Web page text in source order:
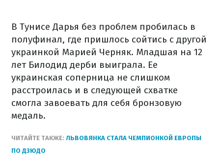
В Тунисе Дарья без проблем пробилась в
полуфинал, где пришлось сойтись с другой
украинкой Марией Черняк. Младшая на 12
лет Билодид дерби выиграла. Ее
украинская соперница не слишком
расстроилась и в следующей схватке
смогла завоевать для себя бронзовую
медаль.
ЧИТАЙТЕ ТАКЖЕ: ЛЬВОВЯНКА СТАЛА ЧЕМПИОНКОЙ ЕВРОПЫ
ПО ДЗЮДО